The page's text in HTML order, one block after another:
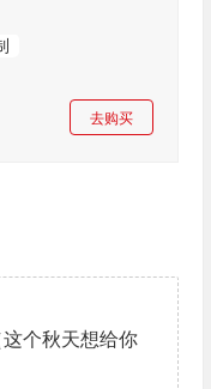
去购买
个秋天想给你